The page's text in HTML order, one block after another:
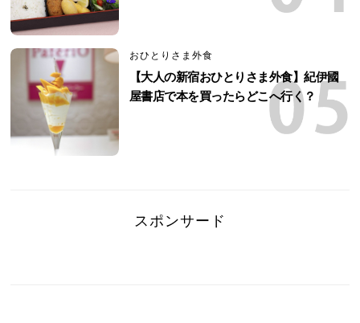
おひとりさま外食
【大人の新宿おひとりさま外食】紀伊國
屋書店で本を買ったらどこへ行く？
スポンサード